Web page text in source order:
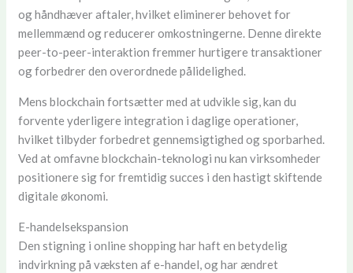
og håndhæver aftaler, hvilket eliminerer behovet for
mellemmænd og reducerer omkostningerne. Denne direkte
peer-to-peer-interaktion fremmer hurtigere transaktioner
og forbedrer den overordnede pålidelighed.
Mens blockchain fortsætter med at udvikle sig, kan du
forvente yderligere integration i daglige operationer,
hvilket tilbyder forbedret gennemsigtighed og sporbarhed.
Ved at omfavne blockchain-teknologi nu kan virksomheder
positionere sig for fremtidig succes i den hastigt skiftende
digitale økonomi.
E-handelsekspansion
Den stigning i online shopping har haft en betydelig
indvirkning på væksten af e-handel, og har ændret